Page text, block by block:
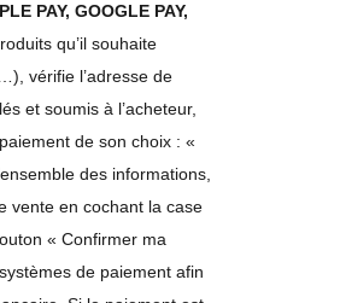
PAY, GOOGLE PAY,
qu’il souhaite
vérifie l’adresse de
et soumis à l’acheteur,
de son choix : «
des informations,
vente en cochant la case
« Confirmer ma
de paiement afin